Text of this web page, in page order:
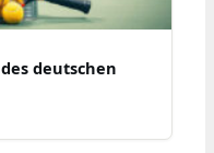
deutschen